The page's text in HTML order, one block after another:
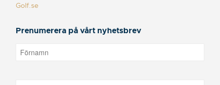
Golf.se
Prenumerera på vårt nyhetsbrev